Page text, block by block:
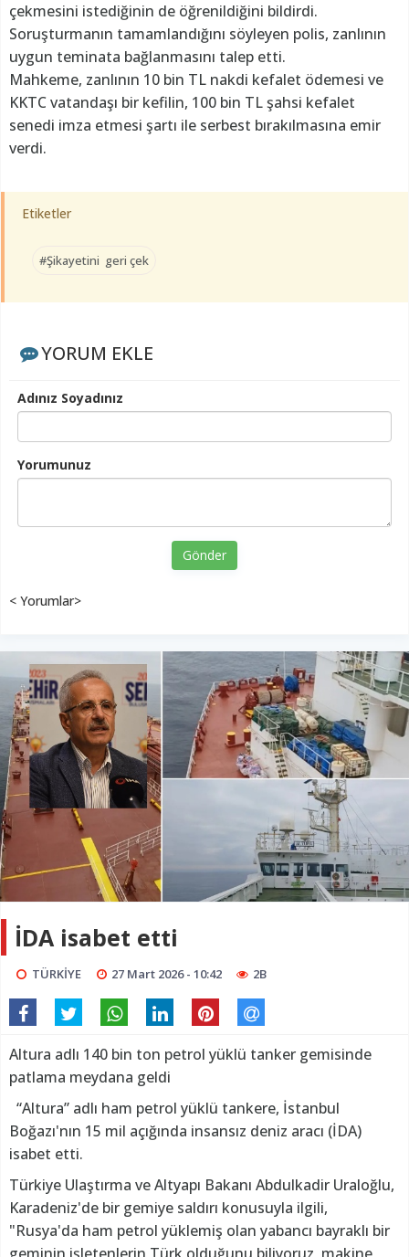
çekmesini istediğinin de öğrenildiğini bildirdi.
Soruşturmanın tamamlandığını söyleyen polis, zanlının
uygun teminata bağlanmasını talep etti.
Mahkeme, zanlının 10 bin TL nakdi kefalet ödemesi ve
KKTC vatandaşı bir kefilin, 100 bin TL şahsi kefalet
senedi imza etmesi şartı ile serbest bırakılmasına emir
verdi.
Etiketler
#Şikayetini geri çek
YORUM EKLE
Adınız Soyadınız
Yorumunuz
Gönder
< Yorumlar>
İDA isabet etti
TÜRKİYE 27 Mart 2026 - 10:42 2B
Altura adlı 140 bin ton petrol yüklü tanker gemisinde
patlama meydana geldi
“Altura” adlı ham petrol yüklü tankere, İstanbul
Boğazı'nın 15 mil açığında insansız deniz aracı (İDA)
isabet etti.
Türkiye Ulaştırma ve Altyapı Bakanı Abdulkadir Uraloğlu,
Karadeniz'de bir gemiye saldırı konusuyla ilgili,
"Rusya'da ham petrol yüklemiş olan yabancı bayraklı bir